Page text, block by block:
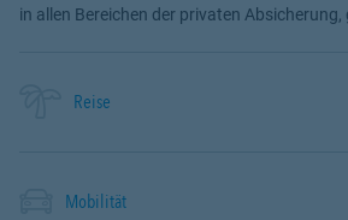
in allen Bereichen der privaten Absicherung,
Reise
Mobilität